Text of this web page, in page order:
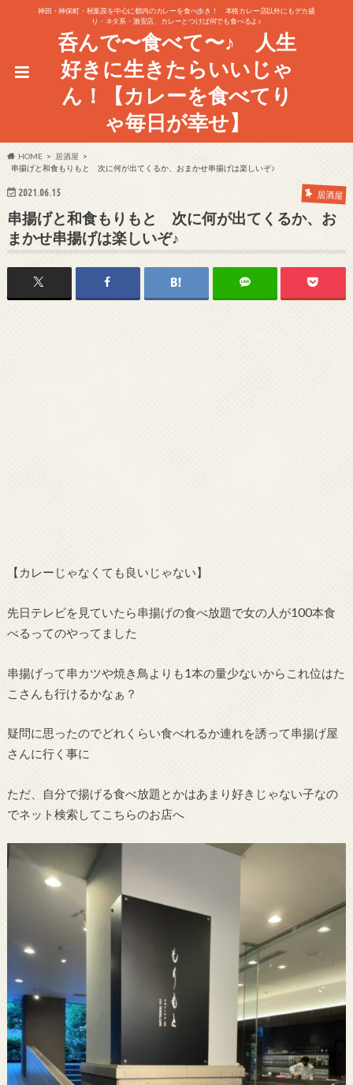
神田・神保町・秋葉原を中心に都内のカレーを食べ歩き！ 本格カレー店以外にもデカ盛
り・ネタ系・激安店、カレーとつけば何でも食べるよ♪
呑んで〜食べて〜♪ 人生
好きに生きたらいいじゃ
ん！【カレーを食べてり
ゃ毎日が幸せ】
HOME
居酒屋
串揚げと和食もりもと 次に何が出てくるか、おまかせ串揚げは楽しいぞ♪
2021.06.15 居酒屋
串揚げと和食もりもと 次に何が出てくるか、お
まかせ串揚げは楽しいぞ♪
【カレーじゃなくても良いじゃない】
先日テレビを見ていたら串揚げの食べ放題で女の人が100本食
べるってのやってました
串揚げって串カツや焼き鳥よりも1本の量少ないからこれ位はた
こさんも行けるかなぁ？
疑問に思ったのでどれくらい食べれるか連れを誘って串揚げ屋
さんに行く事に
ただ、自分で揚げる食べ放題とかはあまり好きじゃない子なの
でネット検索してこちらのお店へ